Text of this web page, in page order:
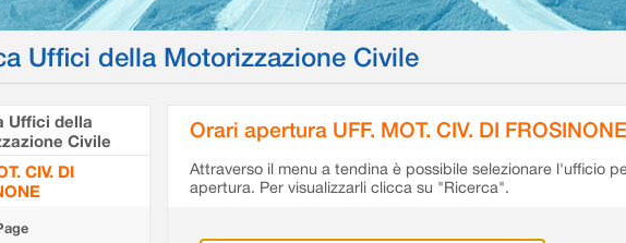
Uffici della Motorizzazione Civile
Uffici della
Civile
CIV. DI
Orari apertura UFF. MOT. CIV. DI FROSINONE
Attraverso il menu a tendina è possibile selezionare l'ufficio
apertura. Per visualizzarli clicca su "Ricerca".